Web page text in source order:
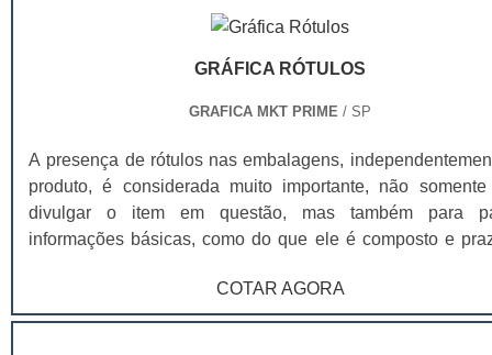
GRÁFICA RÓTULOS
GRAFICA MKT PRIME / SP
A presença de rótulos nas embalagens,
produto, é considerada muito importante, não
divulgar o item em questão, mas também para
informações básicas, como do que ele é composto e
de personalização, para que seja capaz de
necessidades de tamanho e também layout, de acordo
COTAR AGORA